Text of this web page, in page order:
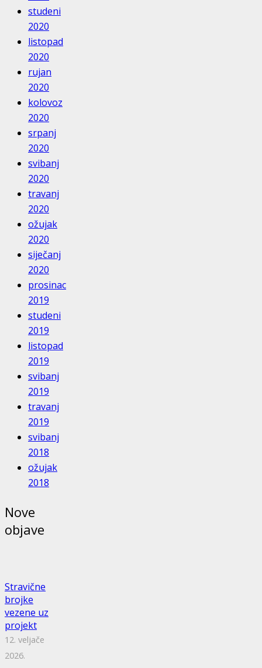
studeni
2020
listopad
2020
rujan
2020
kolovoz
2020
srpanj
2020
svibanj
2020
travanj
2020
ožujak
2020
siječanj
2020
prosinac
2019
studeni
2019
listopad
2019
svibanj
2019
travanj
2019
svibanj
2018
ožujak
2018
Nove
objave
Stravične
brojke
vezene uz
projekt
12. veljače
2026.